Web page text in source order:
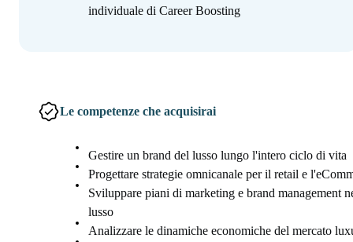
individuale di Career Boosting
Le competenze che acquisirai
Gestire un brand del lusso lungo l'intero ciclo di vita
Progettare strategie omnicanale per il retail e
Sviluppare piani di marketing e brand management
lusso
Analizzare le dinamiche economiche del mercato